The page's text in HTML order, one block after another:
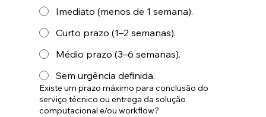
Imediato (menos de 1 semana).
Curto prazo (1–2 semanas).
Médio prazo (3–6 semanas).
Sem urgência definida.
Existe um prazo máximo para conclusão do
serviço técnico ou entrega da solução
computacional e/ou workflow?